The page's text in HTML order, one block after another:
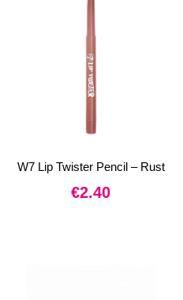
W7 Lip Twister Pencil – Rust
€2.40